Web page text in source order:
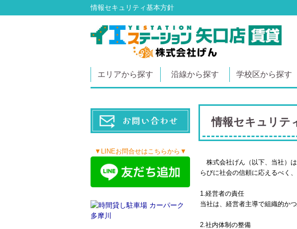
情報セキュリティ基本方針
エリアから探す 沿線から探す 学校区から探す
▼LINEお問合せはこちらから▼
情報セキュリテ
株式会社げん（以下、当社）
らびに社会の信頼に応えるべく
1. 経営者の責任
当社は、経営者主導で組織的か
2. 社内体制の整備